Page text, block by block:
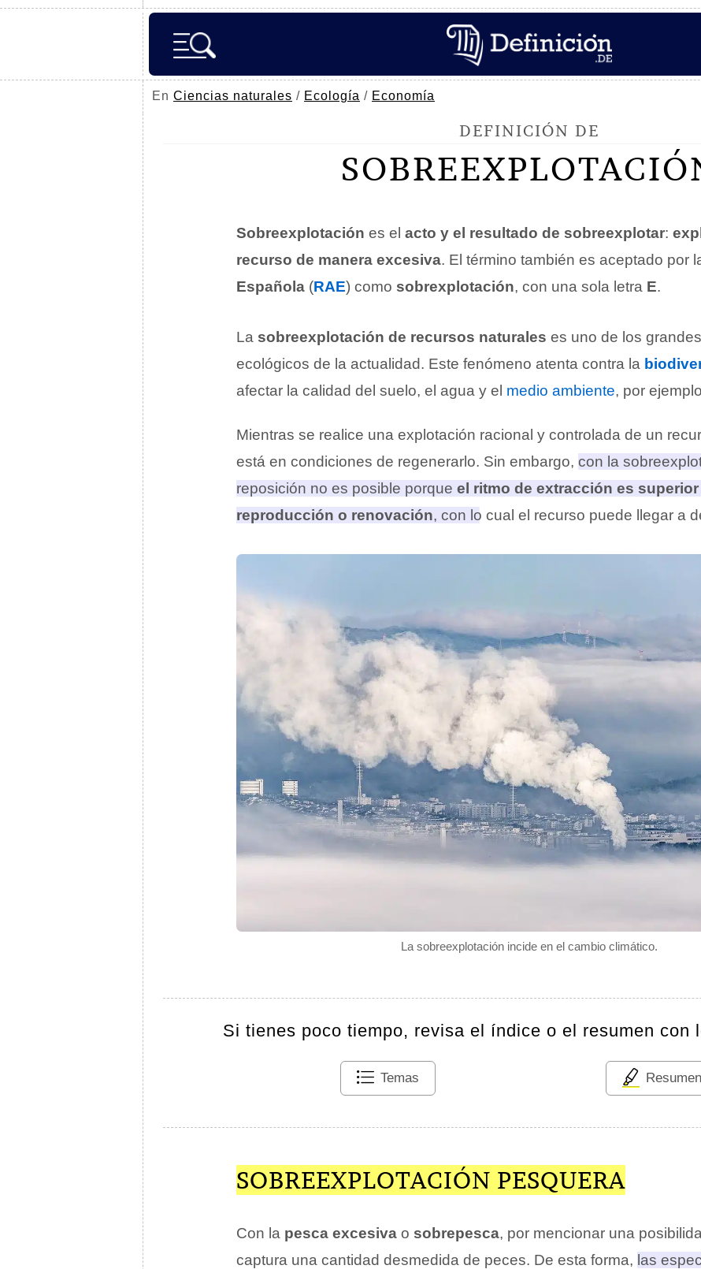
En Ciencias naturales / Ecología / Economía
DEFINICIÓN DE
La sobreexplotación incide en el cambio climático.
Sobreexplotación es el acto y el resultado de sobreexplotar:
recurso de manera excesiva. El término también es aceptado por
Española (RAE) como sobrexplotación, con una sola letra E.
La sobreexplotación de recursos naturales es uno de los
ecológicos de la actualidad. Este fenómeno atenta contra la
afectar la calidad del suelo, el agua y el medio ambiente, por
Mientras se realice una explotación racional y controlada de un
está en condiciones de regenerarlo. Sin embargo, con la
reposición no es posible porque el ritmo de extracción es
reproducción o renovación, con lo cual el recurso puede llegar a
Si tienes poco tiempo, revisa el índice o el resumen con
Temas Resumen
SOBREEXPLOTACIÓN PESQUERA
Con la pesca excesiva o sobrepesca, por mencionar una
captura una cantidad desmedida de peces. De esta forma, las